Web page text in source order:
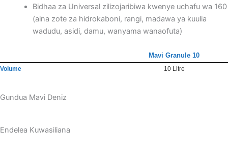
Bidhaa za Universal zilizojaribiwa kwenye uchafu wa 160
(aina zote za hidrokaboni, rangi, madawa ya kuulia
wadudu, asidi, damu, wanyama wanaofuta)
Mavi Granule 10
Volume 10 Litre
Gundua Mavi Deniz
Endelea Kuwasiliana